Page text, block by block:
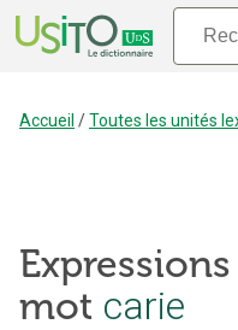
Accueil /Toutes les unités
mot carie